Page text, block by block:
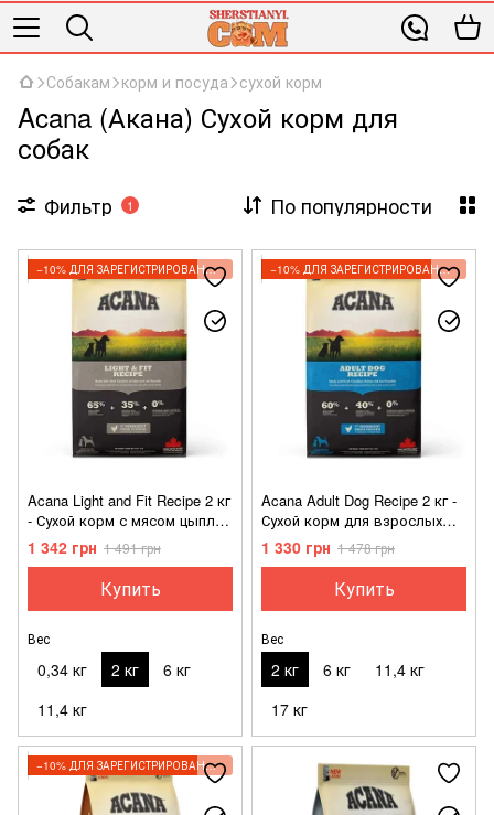
Собакам корм и посуда сухой корм
Acana (Акана) Сухой корм для
собак
Фильтр 1 По популярности
−10% ДЛЯ ЗАРЕГИСТРИРОВАННЫХ КЛИЕНТОВ
Acana Light and Fit Recipe 2 кг
- Сухой корм с мясом цыплят
для взрослых собак с
избыточным весом
1 342 грн 1 491 грн
Купить
Вес
0,34 кг 2 кг
6 кг
11,4 кг
−10% ДЛЯ ЗАРЕГИСТРИРОВАННЫХ КЛИЕНТОВ
Acana Adult Dog Recipe 2 кг -
Сухой корм для взрослых
собак всех пород
1 330 грн 1 478 грн
Купить
Вес
2 кг 6 кг
11,4 кг
17 кг
−10% ДЛЯ ЗАРЕГИСТРИРОВАННЫХ КЛИЕНТОВ